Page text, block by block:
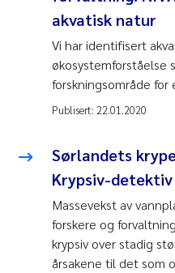
akvatisk natur
Vi har identifisert
økosystemforståelse
forskningsområde
Publisert: 22.01.2020
​Sørlandets
Krypsiv-
Massevekst av
forskere og
krypsiv over stadig
årsakene til det som